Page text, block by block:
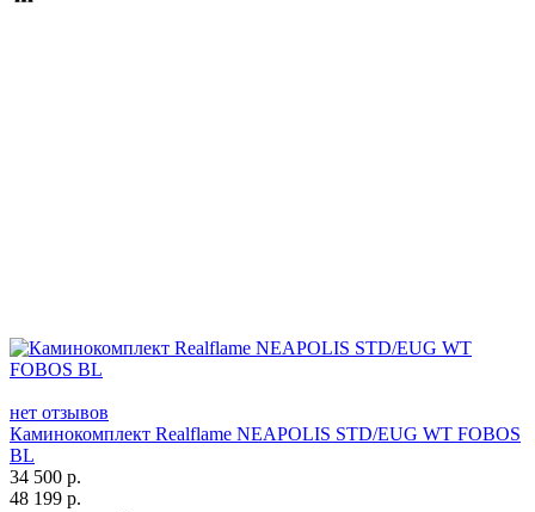
нет отзывов
Каминокомплект Realflame NEAPOLIS STD/EUG WT FOBOS
BL
34 500 р.
48 199 р.